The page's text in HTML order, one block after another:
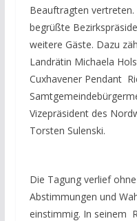
Beauftragten vertreten.
begrüßte
weitere Gäste. Dazu
Landrätin Michaela
Cuxhavener Pendant
Vizepräsident des
Torsten Sulenski.
Die Tagung verlief
Abstimmungen und
einstimmig. In seinem